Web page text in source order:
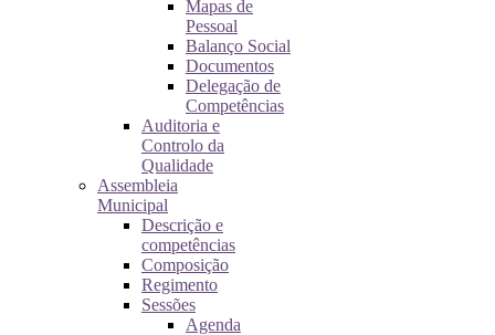
Mapas de
Pessoal
Balanço Social
Documentos
Delegação de
Competências
Auditoria e
Controlo da
Qualidade
Assembleia
Municipal
Descrição e
competências
Composição
Regimento
Sessões
Agenda